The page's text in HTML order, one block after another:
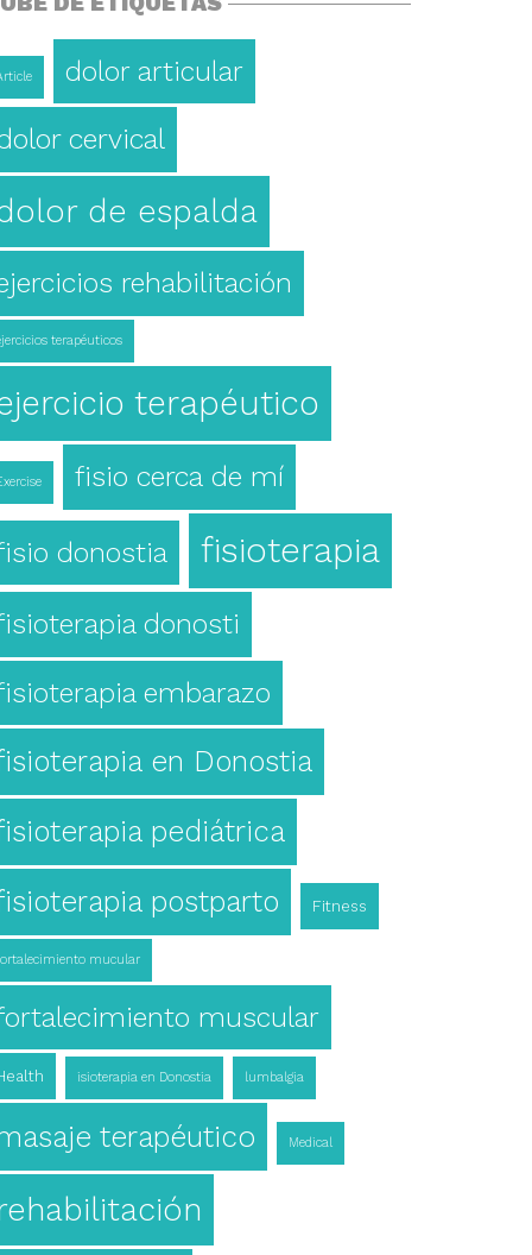
dolor articular
cervical
de espalda
rehabilitación
terapéuticos
terapéutico
fisio cerca de mí
donostia fisioterapia
donosti
embarazo
en Donostia
pediátrica
postparto Fitness
mucular
muscular
isioterapia en Donostia lumbalgia
terapéutico Medical